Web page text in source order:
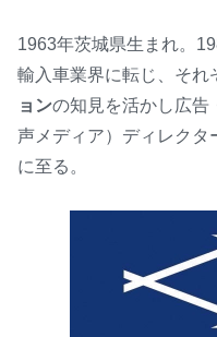
1963年茨城県生まれ。
輸入車業界に転じ、それ
ョンの知見を活かし広告
声メディア）ディレクタ
に至る。